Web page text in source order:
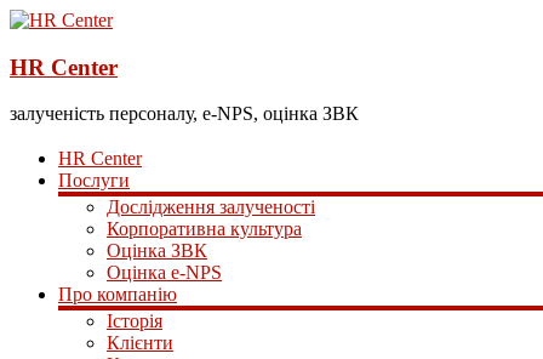
HR Center
залученість персоналу, e-NPS, оцінка ЗВК
HR Center
Послуги
Дослідження залученості
Корпоративна культура
Оцінка ЗВК
Оцінка e-NPS
Про компанію
Історія
Клієнти